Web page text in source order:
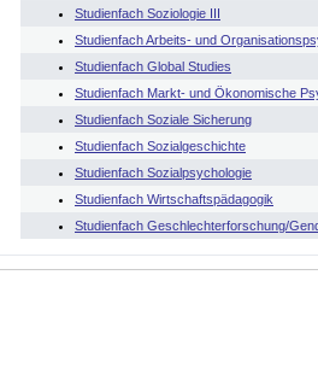
Studienfach Soziologie III
Studienfach Arbeits- und
Studienfach Global Studies
Studienfach Markt- und Ökonomische
Studienfach Soziale Sicherung
Studienfach Sozialgeschichte
Studienfach Sozialpsychologie
Studienfach Wirtschaftspädagogik
Studienfach Geschlechterforschung/